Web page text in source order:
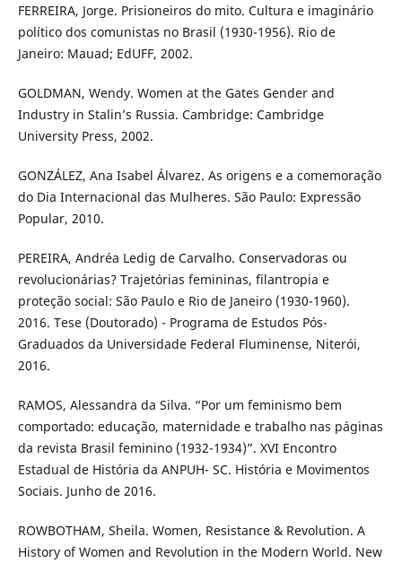
FERREIRA, Jorge. Prisioneiros do mito. Cultura e imaginário
político dos comunistas no Brasil (1930-1956). Rio de
Janeiro: Mauad; EdUFF, 2002.
GOLDMAN, Wendy. Women at the Gates Gender and
Industry in Stalin’s Russia. Cambridge: Cambridge
University Press, 2002.
GONZÁLEZ, Ana Isabel Álvarez. As origens e a comemoração
do Dia Internacional das Mulheres. São Paulo: Expressão
Popular, 2010.
PEREIRA, Andréa Ledig de Carvalho. Conservadoras ou
revolucionárias? Trajetórias femininas, filantropia e
proteção social: São Paulo e Rio de Janeiro (1930-1960).
2016. Tese (Doutorado) - Programa de Estudos Pós-
Graduados da Universidade Federal Fluminense, Niterói,
2016.
RAMOS, Alessandra da Silva. “Por um feminismo bem
comportado: educação, maternidade e trabalho nas páginas
da revista Brasil feminino (1932-1934)”. XVI Encontro
Estadual de História da ANPUH- SC. História e Movimentos
Sociais. Junho de 2016.
ROWBOTHAM, Sheila. Women, Resistance & Revolution. A
History of Women and Revolution in the Modern World. New